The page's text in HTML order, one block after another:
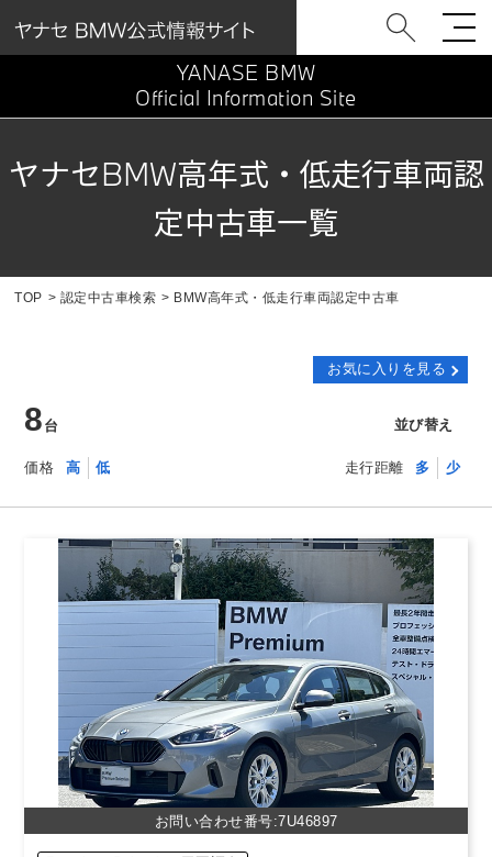
YANASE BMW
Official Information Site
ヤナセBMW高年式・低走行車両認
定中古車一覧
TOP 認定中古車検索 BMW高年式・低走行車両認定中古車
お気に入りを見る
8 台 並び替え
価格 高 低 走行距離 多 少
お問い合わせ番号:7U46897